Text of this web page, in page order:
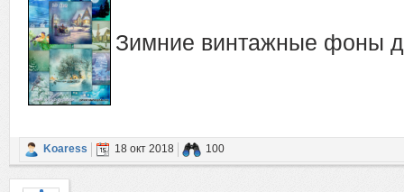
Зимние винтажные фоны
Koaress 18 окт 2018 100